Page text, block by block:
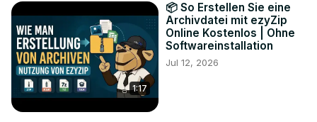
1:17
📦 So Erstellen Sie eine
Archivdatei mit ezyZip
Online Kostenlos | Ohne
Softwareinstallation
Jul 12, 2026